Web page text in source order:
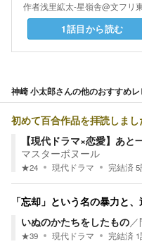
作者浅里絋太-星嶺舎@文フリ
1話目から読む
神崎 小太郎さんの他のおすすめ
初めて百合作品を拝読しまし
【現代ドラマ×恋愛】あと
マスターボヌール
★24 現代ドラマ 完結済5
「忘却」という名の暴力と、
いぬのかたちをしたもの／
★39 現代ドラマ 完結済 1